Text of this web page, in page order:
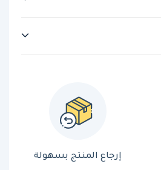
إرجاع المنتج بسهولة